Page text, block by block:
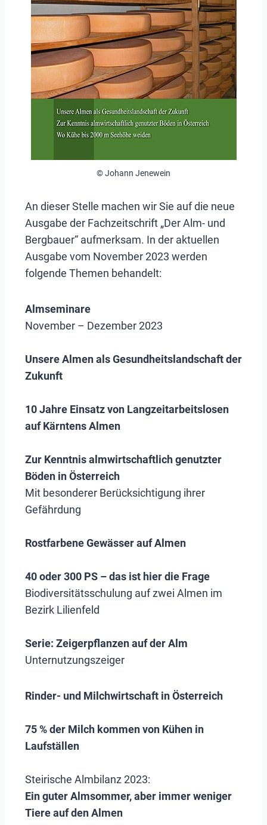
© Johann Jenewein
An dieser Stelle machen wir Sie auf die neue
Ausgabe der Fachzeitschrift „Der Alm- und
Bergbauer“ aufmerksam. In der aktuellen
Ausgabe vom November 2023 werden
folgende Themen behandelt:
Almseminare
November – Dezember 2023
Unsere Almen als Gesundheitslandschaft der
Zukunft
10 Jahre Einsatz von Langzeitarbeitslosen
auf Kärntens Almen
Zur Kenntnis almwirtschaftlich genutzter
Böden in Österreich
Mit besonderer Berücksichtigung ihrer
Gefährdung
Rostfarbene Gewässer auf Almen
40 oder 300 PS – das ist hier die Frage
Biodiversitätsschulung auf zwei Almen im
Bezirk Lilienfeld
Serie: Zeigerpflanzen auf der Alm
Unternutzungszeiger
Rinder- und Milchwirtschaft in Österreich
75 % der Milch kommen von Kühen in
Laufställen
Steirische Almbilanz 2023:
Ein guter Almsommer, aber immer weniger
Tiere auf den Almen